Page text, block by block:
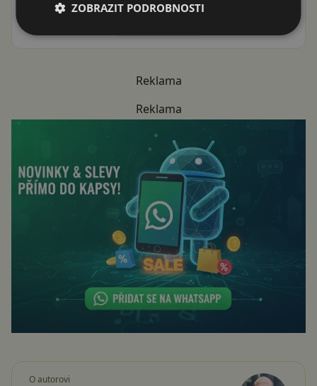
Reklama
Reklama
O autorovi
ZOBRAZIT PODROBNOSTI